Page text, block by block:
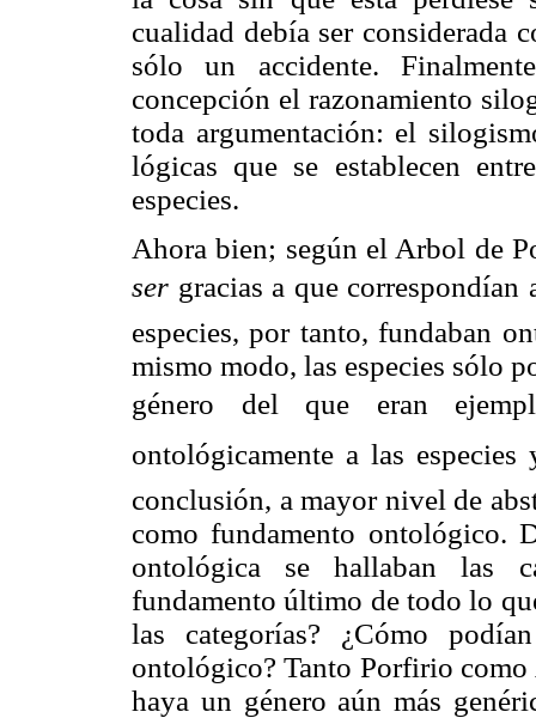
cualidad debía ser considerada
sólo un accidente.
concepción el razonamiento
toda argumentación: el
lógicas que se establecen
especies.
Ahora bien; según el Arbol de
ser gracias a que correspondían
especies, por tanto, fundaban
mismo modo, las especies sólo
género del que eran
ontológicamente a las
conclusión, a mayor nivel de
como fundamento ontológico.
ontológica se hallaban las
fundamento último de todo lo
las categorías? ¿Cómo
ontológico? Tanto Porfirio
haya un género aún más